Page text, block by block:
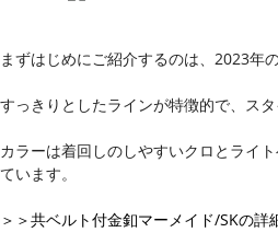
まずはじめにご紹介するのは、2023年
すっきりとしたラインが特徴的で、ス
カラーは着回しのしやすいクロとライ
ています。
＞＞共ベルト付金釦マーメイド/SKの詳